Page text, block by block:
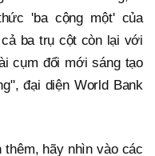
'ba cộng một' của
ba trụ cột còn lại với
cụm đổi mới sáng tạo
đại diện World Bank
thêm, hãy nhìn vào các